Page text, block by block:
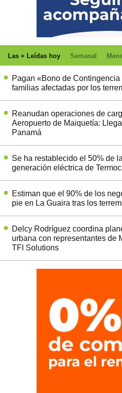
Las + Leídas hoy Semanal
Pagan «Bono de
familias afectadas por los
Reanudan operaciones de
Aeropuerto de Maiquetía:
Panamá
Se ha restablecido el 50% de
generación eléctrica de
Estiman que el 90% de los
pie en La Guaira tras los
Delcy Rodríguez coordina
urbana con representantes de
TFI Solutions